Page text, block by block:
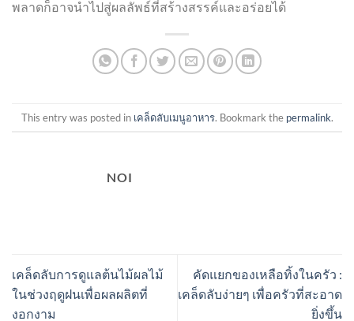
พลาดก็อาจนำไปสู่ผลลัพธ์ที่สร้างสรรค์และอร่อยได้
This entry was posted in เคล็ดลับเมนูอาหาร. Bookmark the permalink.
NOI
เคล็ดลับการดูแลต้นไม้ผลไม้
ในช่วงฤดูฝนเพื่อผลผลิตที่
งอกงาม
คัดแยกของเหลือทิ้งในครัว :
เคล็ดลับง่ายๆ เพื่อครัวที่สะอาด
ยิ่งขึ้น